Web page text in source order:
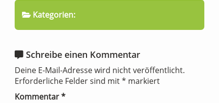
Kategorien:
Schreibe einen Kommentar
Deine E-Mail-Adresse wird nicht veröffentlicht.
Erforderliche Felder sind mit* markiert
Kommentar*